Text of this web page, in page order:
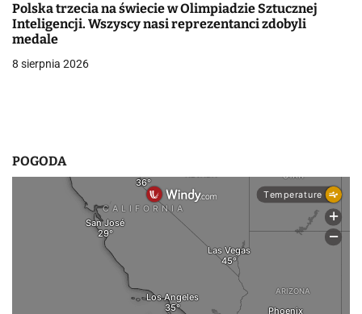
p
i
Polska trzecia na świecie w Olimpiadzie Sztucznej
Inteligencji. Wszyscy nasi reprezentanci zdobyli
medale
8 sierpnia 2026
POGODA